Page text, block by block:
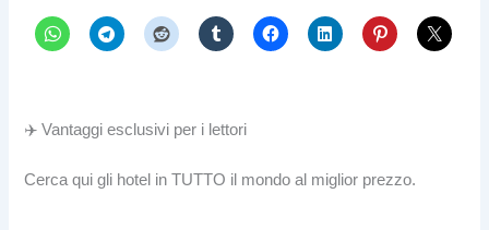
✈️ Vantaggi esclusivi per i lettori
Cerca qui gli hotel in TUTTO il mondo al miglior prezzo.